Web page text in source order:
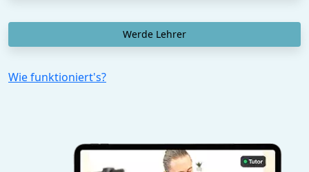
Werde Lehrer
Wie funktioniert's?